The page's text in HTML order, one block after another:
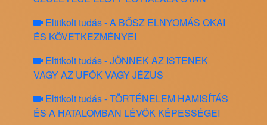
Eltitkolt tudás - A BŐSZ ELNYOMÁS OKAI
ÉS KÖVETKEZMÉNYEI
Eltitkolt tudás - JÖNNEK AZ ISTENEK
VAGY AZ UFÓK VAGY JÉZUS
Eltitkolt tudás - TÖRTÉNELEM HAMISÍTÁS
ÉS A HATALOMBAN LÉVŐK KÉPESSÉGEI